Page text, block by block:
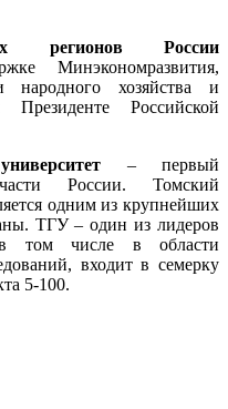
регионов России
Минэкономразвития,
народного хозяйства и
Российской
– первый
России. Томский
одним из крупнейших
ТГУ – один из лидеров
том числе в области
входит в семерку
5-100.